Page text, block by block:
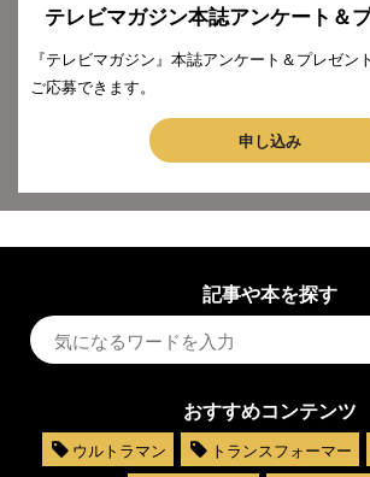
テレビマガジン本誌アンケート＆
『テレビマガジン』本誌アンケート＆プレゼン
ご応募できます。
申し込み
記事や本を探す
おすすめコンテンツ
ウルトラマン トランスフォーマー